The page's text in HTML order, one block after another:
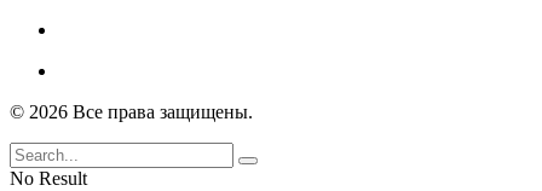
© 2026 Все права защищены.
No Result